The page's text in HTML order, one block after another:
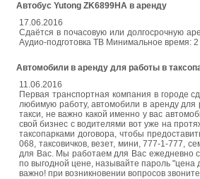
Автобус Yutong ZK6899HA в аренду
17.06.2016
Сдаётся в почасовую или долгосрочную
Аудио-подготовка ТВ Минимальное время:
Автомобили в аренду для работы в
11.06.2016
Первая транспортная компания в городе
любимую работу, автомобили в аренду
такси, не важно какой именно у вас
свой бизнес с водителями вот уже на
таксопарками договора, чтобы
068, таксовичков, везет, мини, 777-1-777,
для Вас. Мы работаем для Вас ежедневно
по выгодной цене, называйте пароль
важно! при возникновении вопросов